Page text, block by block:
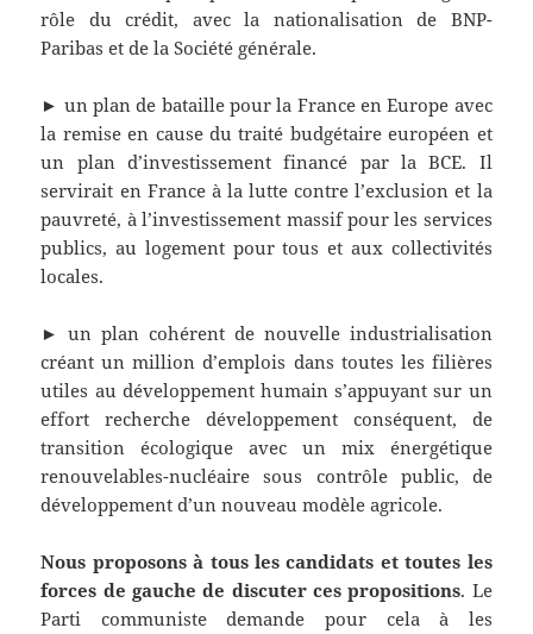
rôle du crédit, avec la nationalisation de BNP-
Paribas et de la Société générale.
► un plan de bataille pour la France en Europe avec
la remise en cause du traité budgétaire européen et
un plan d’investissement financé par la BCE. Il
servirait en France à la lutte contre l’exclusion et la
pauvreté, à l’investissement massif pour les services
publics, au logement pour tous et aux collectivités
locales.
► un plan cohérent de nouvelle industrialisation
créant un million d’emplois dans toutes les filières
utiles au développement humain s’appuyant sur un
effort recherche développement conséquent, de
transition écologique avec un mix énergétique
renouvelables-nucléaire sous contrôle public, de
développement d’un nouveau modèle agricole.
Nous proposons à tous les candidats et toutes les
forces de gauche de discuter ces propositions. Le
Parti communiste demande pour cela à les